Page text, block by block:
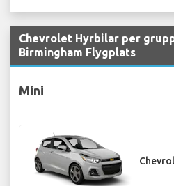
Chevrolet Hyrbilar per
Birmingham Flygplats
Mini